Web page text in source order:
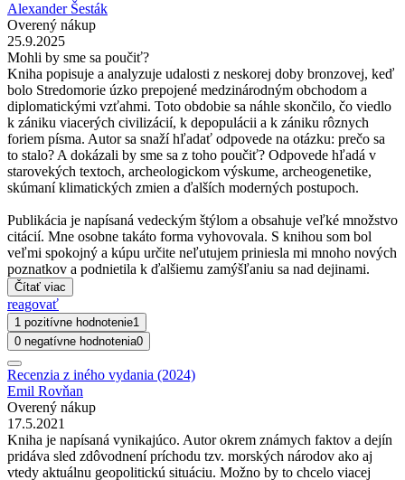
Alexander Šesták
Overený nákup
25.9.2025
Mohli by sme sa poučiť?
Kniha popisuje a analyzuje udalosti z neskorej doby bronzovej, keď
bolo Stredomorie úzko prepojené medzinárodným obchodom a
diplomatickými vzťahmi. Toto obdobie sa náhle skončilo, čo viedlo
k zániku viacerých civilizácií, k depopulácii a k zániku rôznych
foriem písma. Autor sa snaží hľadať odpovede na otázku: prečo sa
to stalo? A dokázali by sme sa z toho poučiť? Odpovede hľadá v
starovekých textoch, archeologickom výskume, archeogenetike,
skúmaní klimatických zmien a ďalších moderných postupoch.
Publikácia je napísaná vedeckým štýlom a obsahuje veľké množstvo
citácií. Mne osobne takáto forma vyhovovala. S knihou som bol
veľmi spokojný a kúpu určite neľutujem priniesla mi mnoho nových
poznatkov a podnietila k ďalšiemu zamýšľaniu sa nad dejinami.
Čítať viac
reagovať
1 pozitívne hodnotenie1
0 negatívne hodnotenia0
Recenzia z iného vydania (2024)
Emil Rovňan
Overený nákup
17.5.2021
Kniha je napísaná vynikajúco. Autor okrem známych faktov a dejín
pridáva sled zdôvodnení príchodu tzv. morských národov ako aj
vtedy aktuálnu geopolitickú situáciu. Možno by to chcelo viacej